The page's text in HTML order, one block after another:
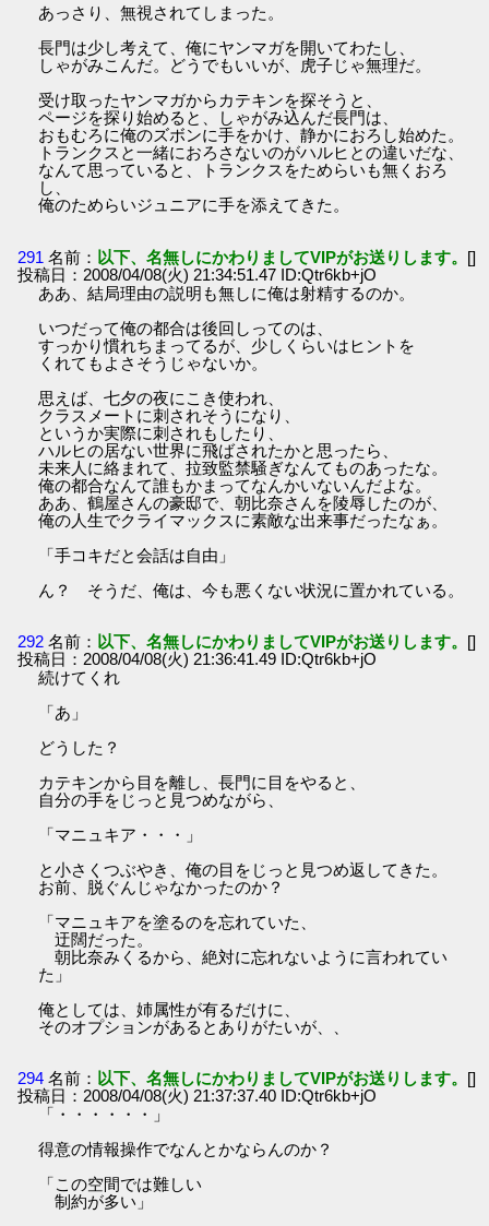
あっさり、無視されてしまった。
長門は少し考えて、俺にヤンマガを開いてわたし、
しゃがみこんだ。どうでもいいが、虎子じゃ無理だ。
受け取ったヤンマガからカテキンを探そうと、
ページを探り始めると、しゃがみ込んだ長門は、
おもむろに俺のズボンに手をかけ、静かにおろし始めた。
トランクスと一緒におろさないのがハルヒとの違いだな、
なんて思っていると、トランクスをためらいも無くおろ
し、
俺のためらいジュニアに手を添えてきた。
291 名前： 以下、名無しにかわりましてVIPがお送りします。 []
投稿日：2008/04/08(火) 21:34:51.47 ID:Qtr6kb+jO
ああ、結局理由の説明も無しに俺は射精するのか。
いつだって俺の都合は後回しってのは、
すっかり慣れちまってるが、少しくらいはヒントを
くれてもよさそうじゃないか。
思えば、七夕の夜にこき使われ、
クラスメートに刺されそうになり、
というか実際に刺されもしたり、
ハルヒの居ない世界に飛ばされたかと思ったら、
未来人に絡まれて、拉致監禁騒ぎなんてものあったな。
俺の都合なんて誰もかまってなんかいないんだよな。
ああ、鶴屋さんの豪邸で、朝比奈さんを陵辱したのが、
俺の人生でクライマックスに素敵な出来事だったなぁ。
「手コキだと会話は自由」
ん？ そうだ、俺は、今も悪くない状況に置かれている。
292 名前： 以下、名無しにかわりましてVIPがお送りします。 []
投稿日：2008/04/08(火) 21:36:41.49 ID:Qtr6kb+jO
続けてくれ
「あ」
どうした？
カテキンから目を離し、長門に目をやると、
自分の手をじっと見つめながら、
「マニュキア・・・」
と小さくつぶやき、俺の目をじっと見つめ返してきた。
お前、脱ぐんじゃなかったのか？
「マニュキアを塗るのを忘れていた、
迂闊だった。
朝比奈みくるから、絶対に忘れないように言われてい
た」
俺としては、姉属性が有るだけに、
そのオプションがあるとありがたいが、、
294 名前： 以下、名無しにかわりましてVIPがお送りします。 []
投稿日：2008/04/08(火) 21:37:37.40 ID:Qtr6kb+jO
「・・・・・・」
得意の情報操作でなんとかならんのか？
「この空間では難しい
制約が多い」